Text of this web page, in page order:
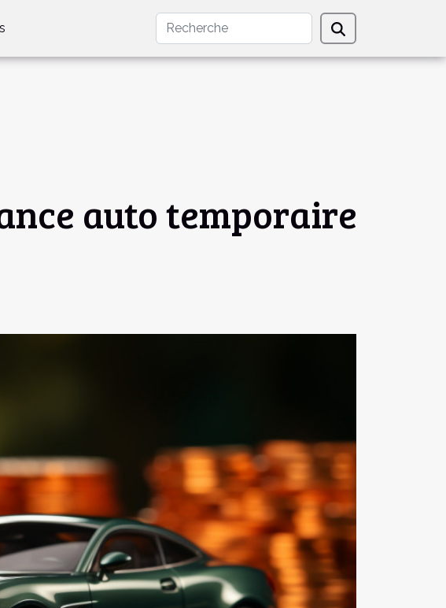
auto temporaire